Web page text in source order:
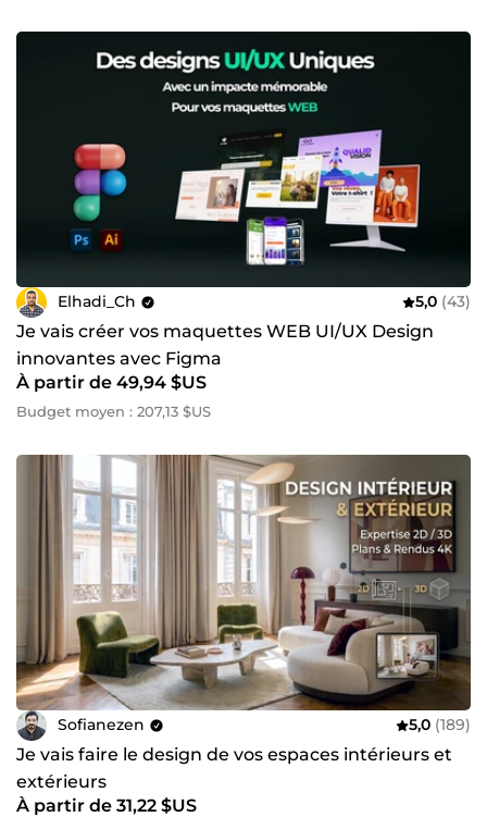
Elhadi_Ch 5,0 (43)
Je vais créer vos maquettes WEB UI/UX Design
innovantes avec Figma
À partir de 49,94 $US
Budget moyen : 207,13 $US
Sofianezen 5,0 (189)
Je vais faire le design de vos espaces intérieurs et
extérieurs
À partir de 31,22 $US